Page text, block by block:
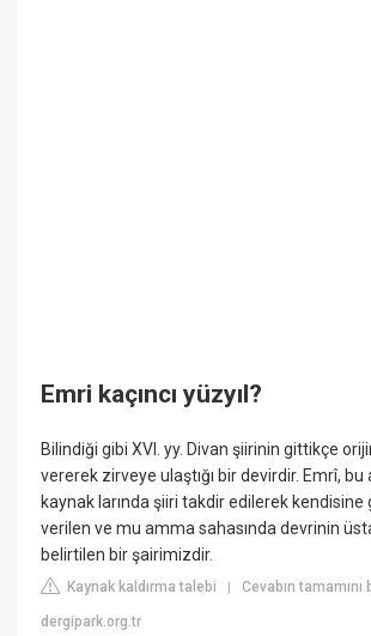
Emri kaçıncı yüzyıl?
Bilindiği gibi XVI. yy. Divan şiirinin gittikçe
vererek zirveye ulaştığı bir devirdir. Emrî, bu
kaynak larında şiiri takdir edilerek kendisine
verilen ve mu amma sahasında devrinin
belirtilen bir şairimizdir.
Kaynak kaldırma talebi |Cevabın
dergipark.org.tr